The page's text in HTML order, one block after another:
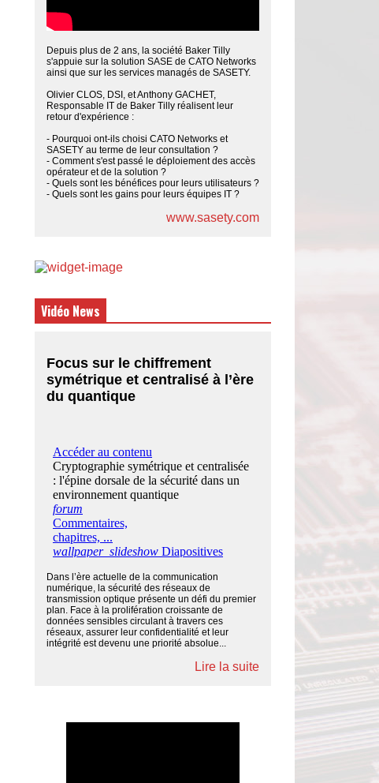
Depuis plus de 2 ans, la société Baker Tilly
s'appuie sur la solution SASE de CATO Networks
ainsi que sur les services managés de SASETY.
Olivier CLOS, DSI, et Anthony GACHET,
Responsable IT de Baker Tilly réalisent leur
retour d'expérience :
- Pourquoi ont-ils choisi CATO Networks et
SASETY au terme de leur consultation ?
- Comment s'est passé le déploiement des accès
opérateur et de la solution ?
- Quels sont les bénéfices pour leurs utilisateurs ?
- Quels sont les gains pour leurs équipes IT ?
www.sasety.com
Vidéo News
Focus sur le chiffrement
symétrique et centralisé à l’ère
du quantique
Dans l’ère actuelle de la communication
numérique, la sécurité des réseaux de
transmission optique présente un défi du premier
plan. Face à la prolifération croissante de
données sensibles circulant à travers ces
réseaux, assurer leur confidentialité et leur
intégrité est devenu une priorité absolue...
Lire la suite